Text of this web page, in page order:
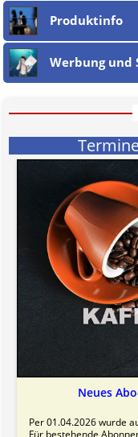
Produktinfo
Werbung und
Neues
Per 01.04.2026 wurde
Für bestehende